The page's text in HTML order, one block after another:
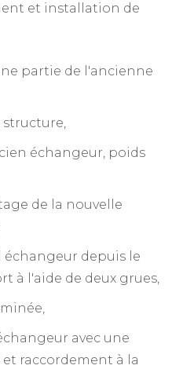
et installation de
partie de l'ancienne
échangeur, poids
de la nouvelle
depuis le
à l'aide de deux grues,
avec une
raccordement à la